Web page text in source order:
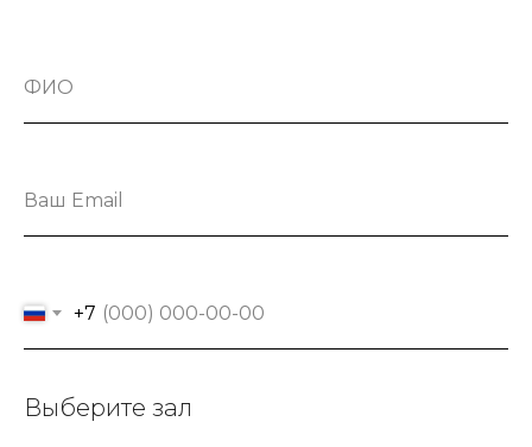
+7
Выберите зал